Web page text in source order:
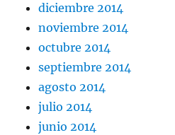
diciembre 2014
noviembre 2014
octubre 2014
septiembre 2014
agosto 2014
julio 2014
junio 2014